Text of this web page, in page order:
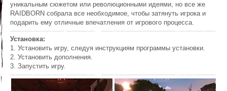
уникальным сюжетом или революционными идеями, но все же
RAIDBORN собрала все необходимое, чтобы затянуть игрока и
подарить ему отличные впечатления от игрового процесса.
Установка:
1. Установить игру, следуя инструкциям программы установки.
2. Установить дополнения.
3. Запустить игру.